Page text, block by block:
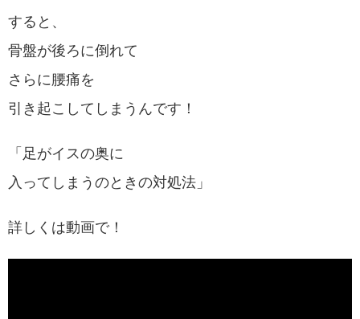
すると、
骨盤が後ろに倒れて
さらに腰痛を
引き起こしてしまうんです！
「足がイスの奥に
入ってしまうのときの対処法」
詳しくは動画で！